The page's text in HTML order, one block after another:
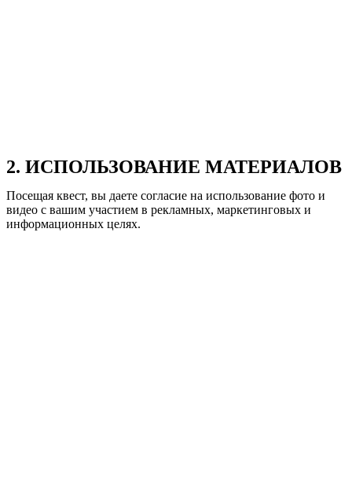
2. ИСПОЛЬЗОВАНИЕ МАТЕРИАЛОВ
Посещая квест, вы даете согласие на использование фото и
видео с вашим участием в рекламных, маркетинговых и
информационных целях.